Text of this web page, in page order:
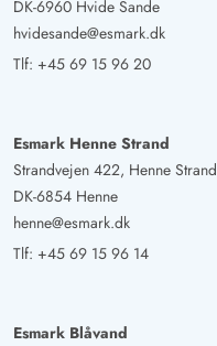
DK-6960 Hvide Sande
hvidesande@esmark.dk
Tlf: +45 69 15 96 20
Esmark Henne Strand
Strandvejen 422, Henne Strand
DK-6854 Henne
henne@esmark.dk
Tlf: +45 69 15 96 14
Esmark Blåvand